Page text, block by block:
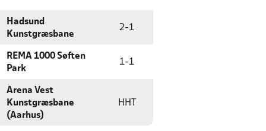
Hadsund
Kunstgræsbane
2-1
REMA 1000 Søften
Park
1-1
Arena Vest
Kunstgræsbane
(Aarhus)
HHT